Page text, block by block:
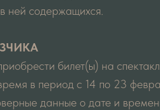
ней содержащихся.
билет(ы) на
в период с 14 по 23
данные о дате и